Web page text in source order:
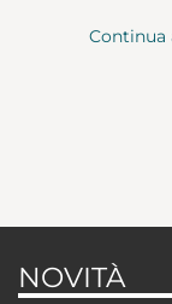
Continua
NOVITÀ